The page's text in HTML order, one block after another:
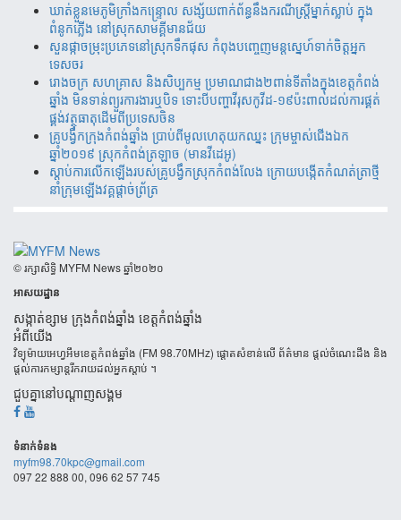
ឃាត់​ខ្លួន​មេភូមិ​ក្រាំង​កន្រ្ទោល សង្ស័យ​ពាក់ព័ន្ធ​នឹ​ង​​ករណី​ស្រ្តីម្នាក់​ស្លាប់ ​ក្នុង​
ពំនូក​ភ្លើង​ នៅស្រុក​សាម​គ្គីមាន​ជ័យ
សួន​​ផ្កា​ច​ម្រុះ​​ប្រភេទ​​នៅ​​ស្រុក​​​ទឹក​​ផុស​​ កំពុង​​បញ្ចេញ​​​មន្តស្នេហ៍​​​​ទាក់​​​ចិត្ត​​អ្នក
ទេស​​ចរ​
រោងចក្រ ​សហគ្រាស​ និងសិប្បកម្ម ប្រមាណ​​​ជាង​​២ពាន់​​ទីតាំង​​ក្នុង​​ខេត្តកំពង់​
ឆ្នាំង​ មិន​ទាន់ព្យួរការងារ​ឬបិទ ទោះបីបញ្ហាវីរុសកូវីដ-១៩ប៉ះពាល់ដល់ការ​ផ្គត់​
ផ្គង់​វត្ថុ​ធាតុ​​ដើម​​ពី​​ប្រទេស​ចិន​
គ្រូបង្វឹកក្រុងកំពង់ឆ្នាំង ប្រាប់ពីមូលហេតុយកឈ្នះ ក្រុមម្ចាស់ជើងឯក
ឆ្នាំ២០១៩ ស្រុកកំពង់ត្រឡាច (មានវីដេអូ)
ស្តាប់ការលើកឡើងរបស់គ្រូបង្វឹកស្រុកកំពង់លែង ក្រោយបង្កើតកំណត់ត្រាថ្មី
នាំក្រុមឡើងវគ្គផ្តាច់ព័្រត្រ
​© រក្សា​សិទ្ធិ​ MYFM News ឆ្នាំ​២០២០
អាសយដ្ឋាន
សង្កាត់ខ្សាម ក្រុងកំពង់ឆ្នាំង ខេត្តកំពង់ឆ្នាំង
អំពីយើង
វិទ្យុម៉ាយអេហ្វអឹមខេត្តកំពង់ឆ្នាំង (FM 98.70MHz) ផ្តោតសំខាន់លើ ព័ត៌មាន ផ្តល់ចំណេះដឹង និង
ផ្តល់ការកម្សាន្តរីករាយដល់អ្នកស្តាប់ ។
ជួបគ្នានៅបណ្តាញសង្គម
ទំនាក់​ទំនង
myfm98.70kpc@gmail.com
097 22 888 00, 096 62 57 745